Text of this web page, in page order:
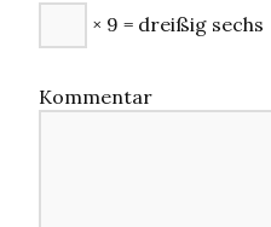
× 9 = dreißig sechs
Kommentar